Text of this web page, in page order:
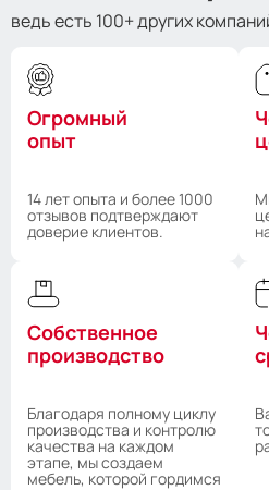
ведь есть 100+ других
Огромный
опыт
14 лет опыта и более 1000
отзывов подтверждают
доверие клиентов.
Собственное
производство
Благодаря полному циклу
производства и контролю
качества на каждом
этапе, мы создаем
мебель, которой гордимся